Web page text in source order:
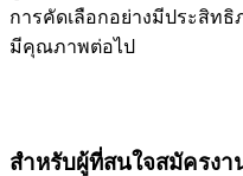
การคัดเลือกอย่างมีประสิท
มีคุณภาพต่อไป
สำหรับผู้ที่สนใจสมัครง